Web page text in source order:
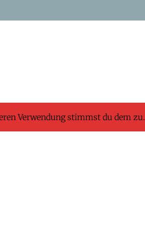
Verwendung stimmst du dem zu.